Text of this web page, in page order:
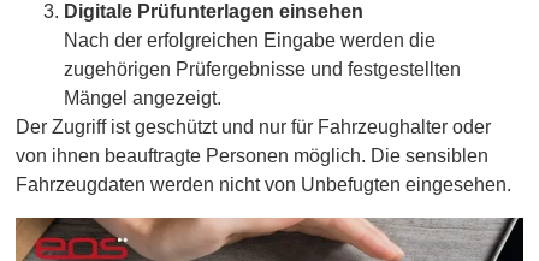
Digitale Prüfunterlagen einsehen
Nach der erfolgreichen Eingabe werden die
zugehörigen Prüfergebnisse und festgestellten
Mängel angezeigt.
Der Zugriff ist geschützt und nur für Fahrzeughalter oder
von ihnen beauftragte Personen möglich. Die sensiblen
Fahrzeugdaten werden nicht von Unbefugten eingesehen.